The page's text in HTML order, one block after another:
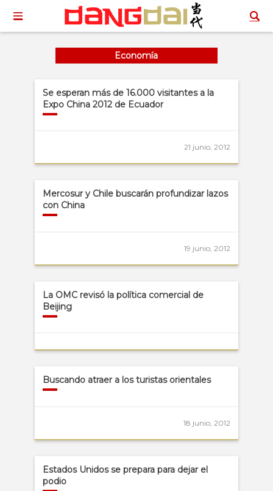
Economía
Se esperan más de 16.000 visitantes a la
Expo China 2012 de Ecuador
21 junio, 2012
Mercosur y Chile buscarán profundizar lazos
con China
19 junio, 2012
La OMC revisó la política comercial de
Beijing
Buscando atraer a los turistas orientales
18 junio, 2012
Estados Unidos se prepara para dejar el
podio